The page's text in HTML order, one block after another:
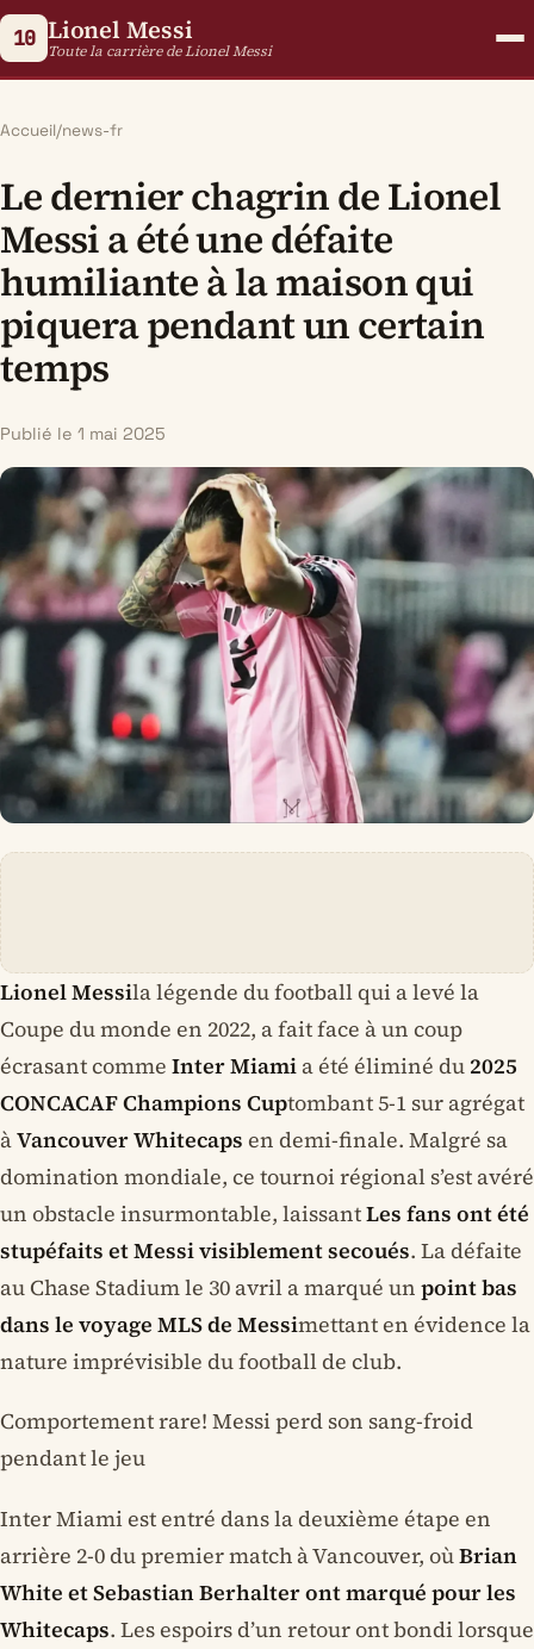
10 Lionel Messi
Toute la carrière de Lionel Messi
Accueil/news-fr
Le dernier chagrin de Lionel
Messi a été une défaite
humiliante à la maison qui
piquera pendant un certain
temps
Publié le 1 mai 2025
Lionel Messila légende du football qui a levé la
Coupe du monde en 2022, a fait face à un coup
écrasant comme Inter Miami a été éliminé du 2025
CONCACAF Champions Cuptombant 5-1 sur agrégat
àVancouver Whitecaps en demi-finale. Malgré sa
domination mondiale, ce tournoi régional s’est avéré
un obstacle insurmontable, laissantLes fans ont été
stupéfaits et Messi visiblement secoués. La défaite
au Chase Stadium le 30 avril a marqué un point bas
dans le voyage MLS de Messimettant en évidence la
nature imprévisible du football de club.
Comportement rare! Messi perd son sang-froid
pendant le jeu
Inter Miami est entré dans la deuxième étape en
arrière 2-0 du premier match à Vancouver, oùBrian
White et Sebastian Berhalter ont marqué pour les
Whitecaps. Les espoirs d’un retour ont bondi lorsque